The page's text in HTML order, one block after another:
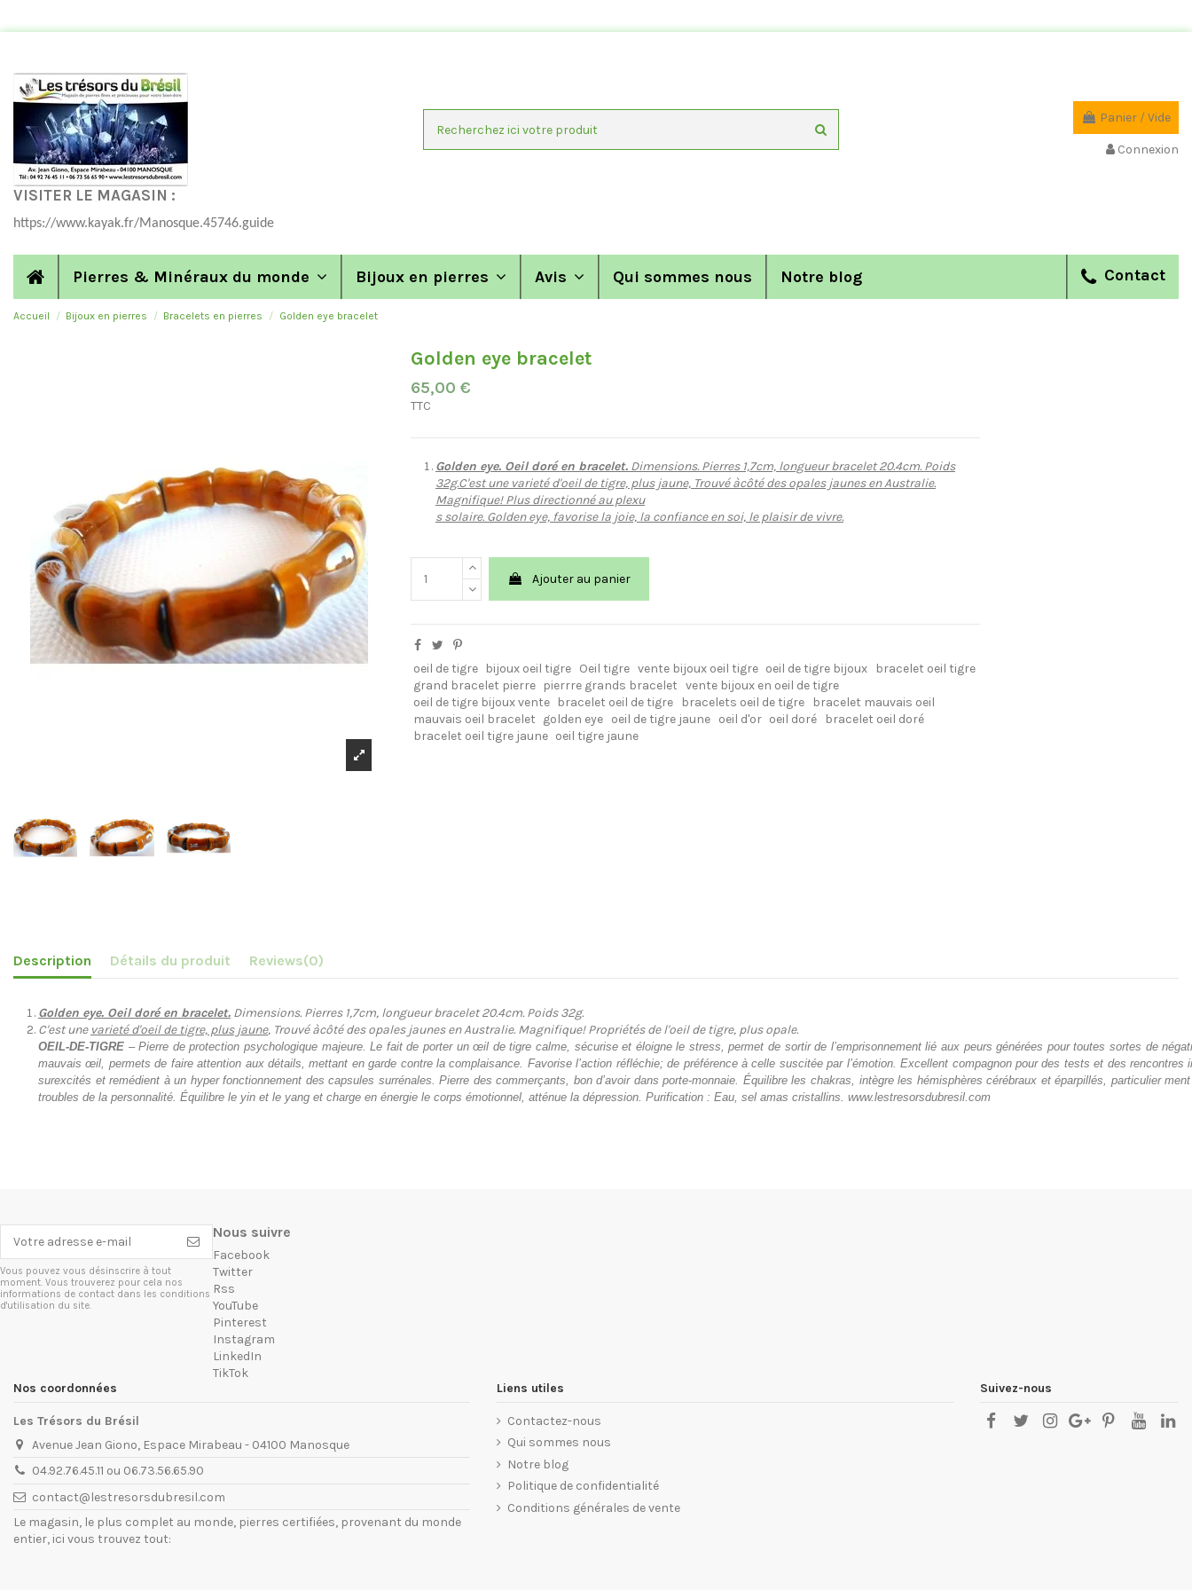
Panier / Vide
Connexion
VISITER LE MAGASIN :
https://www.kayak.fr/Manosque.45746.guide
Pierres & Minéraux du monde Bijoux en pierres Avis Contact
Qui sommes nous Notre blog
Accueil Bijoux en pierres Bracelets en pierres Golden eye bracelet
Golden eye bracelet
65,00 €
TTC
Golden eye. Oeil doré en bracelet.Dimensions. Pierres 1,7cm, longueur bracelet 20.4cm. Poids
32g.C'est une varieté d'oeil de tigre, plus jaune, Trouvé àcôté des opales jaunes en Australie.
Magnifique! Plus directionné au plexu
s solaire. Golden eye, favorise la joie, la confiance en soi, le plaisir de vivre.
Ajouter au panier
oeil de tigre bijoux oeil tigre Oeil tigre vente bijoux oeil tigre oeil de tigre bijoux
bracelet oeil tigre
grand bracelet pierre
pierrre grands bracelet vente bijoux en oeil de tigre
oeil de tigre bijoux vente
bracelet oeil de tigre bracelets oeil de tigre
bracelet mauvais oeil
mauvais oeil bracelet golden eye oeil de tigre jaune oeil d'or oeil doré
bracelet oeil doré
bracelet oeil tigre jaune oeil tigre jaune
Description Détails du produit Reviews(0)
Golden eye. Oeil doré en bracelet. Dimensions. Pierres 1,7cm, longueur bracelet 20.4cm. Poids 32g.
C'est une varieté d'oeil de tigre, plus jaune, Trouvé àcôté des opales jaunes en Australie. Magnifique! Propriétés de l'oeil de tigre, plus opale.
OEIL-DE-TIGRE – Pierre de protection psychologique majeure. Le fait de porter un œil de tigre calme, sécurise et éloigne le stress, permet de sortir de l’emprisonnement lié aux peurs générées pour toutes sortes de
mauvais œil, permets de faire attention aux détails, mettant en garde contre la complaisance. Favorise l’action réfléchie; de préférence à celle suscitée par l’émotion. Excellent compagnon pour des tests et des rencontres
surexcités et remédient à un hyper fonctionnement des capsules surrénales. Pierre des commerçants, bon d’avoir dans porte-monnaie. Équilibre les chakras, intègre les hémisphères cérébraux et éparpillés, particulier
troubles de la personnalité. Équilibre le yin et le yang et charge en énergie le corps émotionnel, atténue la dépression. Purification : Eau, sel amas cristallins. www.lestresorsdubresil.com
Vous pouvez vous désinscrire à tout
moment. Vous trouverez pour cela nos
informations de contact dans les conditions
d'utilisation du site.
Nous suivre
Facebook
Twitter
Rss
YouTube
Pinterest
Instagram
LinkedIn
TikTok
Nos coordonnées
Les Trésors du Brésil
Avenue Jean Giono, Espace Mirabeau - 04100 Manosque
04.92.76.45.11 ou 06.73.56.65.90
contact@lestresorsdubresil.com
Le magasin, le plus complet au monde, pierres certifiées, provenant du monde
entier, ici vous trouvez tout:
Liens utiles
Contactez-nous
Qui sommes nous
Notre blog
Politique de confidentialité
Conditions générales de vente
Suivez-nous